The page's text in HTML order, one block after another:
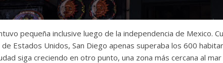
pequeña inclusive luego de la independencia de Mexico.
Estados Unidos, San Diego apenas superaba los 600
siga creciendo en otro punto, una zona más cercana al